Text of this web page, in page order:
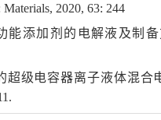
2020, 63: 244
能添加剂的电解液及制
超级电容器离子液体混